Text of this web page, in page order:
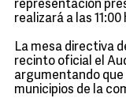
representación
realizará a las 11:00
La mesa directiva
recinto oficial el
argumentando que
municipios de la